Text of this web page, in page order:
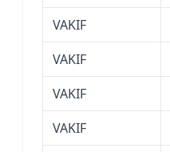
VAKIF
VAKIF
VAKIF
VAKIF